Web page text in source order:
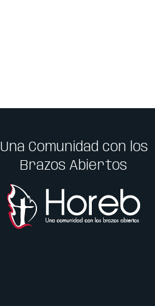
Una Comunidad con los
Brazos Abiertos